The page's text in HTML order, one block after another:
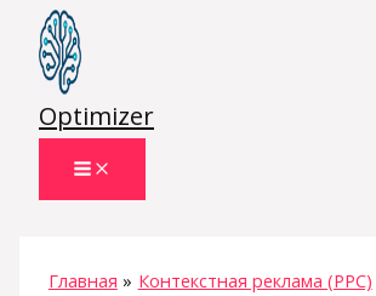
Перейти
содержимому
Optimizer
Главная
Контекстная реклама (PPC)